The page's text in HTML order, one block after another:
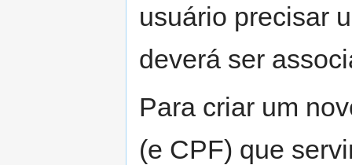
usuário precisar
deverá ser
Para criar um
(e CPF) que